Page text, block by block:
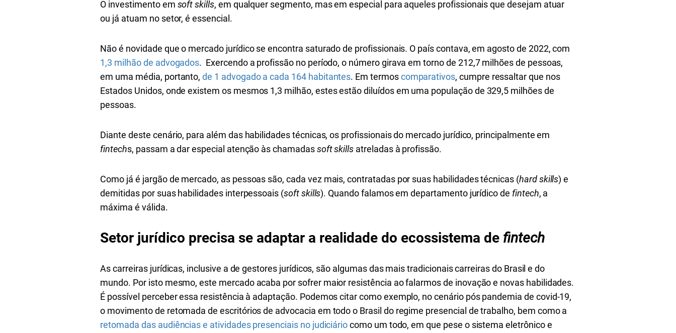
O investimento em soft skills, em qualquer segmento, mas em especial para aqueles profissionais que desejam atuar
ou já atuam no setor, é essencial.
Não é novidade que o mercado jurídico se encontra saturado de profissionais. O país contava, em agosto de 2022, com
1,3 milhão de advogados. Exercendo a profissão no período, o número girava em torno de 212,7 milhões de pessoas,
em uma média, portanto,de 1 advogado a cada 164 habitantes. Em termoscomparativos, cumpre ressaltar que nos
Estados Unidos, onde existem os mesmos 1,3 milhão, estes estão diluídos em uma população de 329,5 milhões de
pessoas.
Diante deste cenário, para além das habilidades técnicas, os profissionais do mercado jurídico, principalmente em
fintechs, passam a dar especial atenção às chamadassoft skills atreladas à profissão.
Como já é jargão de mercado, as pessoas são, cada vez mais, contratadas por suas habilidades técnicas (hard skills) e
demitidas por suas habilidades interpessoais (soft skills). Quando falamos em departamento jurídico de fintech, a
máxima é válida.
Setor jurídico precisa se adaptar a realidade do ecossistema de fintech
As carreiras jurídicas, inclusive a de gestores jurídicos, são algumas das mais tradicionais carreiras do Brasil e do
mundo. Por isto mesmo, este mercado acaba por sofrer maior resistência ao falarmos de inovação e novas habilidades.
É possível perceber essa resistência à adaptação. Podemos citar como exemplo, no cenário pós pandemia de covid-19,
o movimento de retomada de escritórios de advocacia em todo o Brasil do regime presencial de trabalho, bem como a
retomada das audiências e atividades presenciais no judiciáriocomo um todo, em que pese o sistema eletrônico e